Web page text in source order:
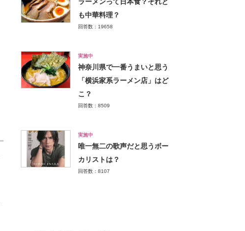
も中華料理？
回答数：19658
実施中
神奈川県で一番うまいと思う
「横浜家系ラーメン店」はど
こ？
回答数：8509
実施中
唯一無二の歌声だと思うボー
カリストは？
回答数：8107